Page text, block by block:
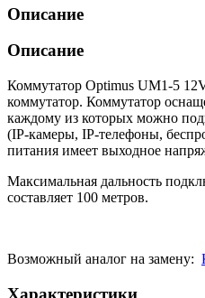
Описание
Описание
Коммутатор Optimus UM1-5
коммутатор. Коммутатор
каждому из которых можно
(IP-камеры, IP-телефоны,
питания имеет выходное
Максимальная дальность
составляет 100 метров.
Возможный аналог на замену:
Характеристики